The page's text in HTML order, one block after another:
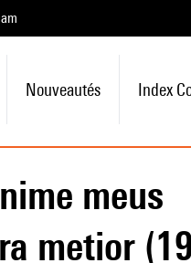
Nouveautés Index
meus
metior